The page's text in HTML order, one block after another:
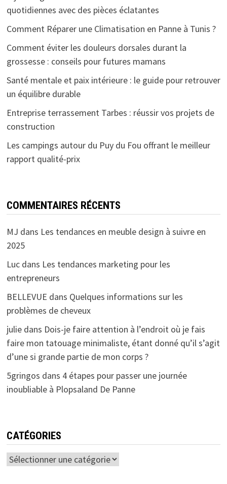
quotidiennes avec des pièces éclatantes
Comment Réparer une Climatisation en Panne à Tunis ?
Comment éviter les douleurs dorsales durant la
grossesse : conseils pour futures mamans
Santé mentale et paix intérieure : le guide pour retrouver
un équilibre durable
Entreprise terrassement Tarbes : réussir vos projets de
construction
Les campings autour du Puy du Fou offrant le meilleur
rapport qualité-prix
COMMENTAIRES RÉCENTS
MJ dans Les tendances en meuble design à suivre en
2025
Lucdans Les tendances marketing pour les
entrepreneurs
BELLEVUE dans Quelques informations sur les
problèmes de cheveux
juliedans Dois-je faire attention à l’endroit où je fais
faire mon tatouage minimaliste, étant donné qu’il s’agit
d’une si grande partie de mon corps ?
5gringos dans 4 étapes pour passer une journée
inoubliable à Plopsaland De Panne
CATÉGORIES
Catégories